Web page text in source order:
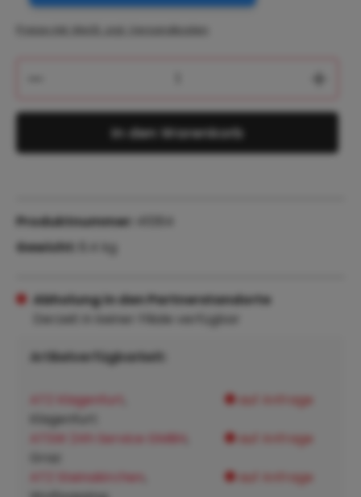
Produkt Anzahl: Gib den
In den Warenkorb
Abholung in den Partnerstandorte
Derzeit in keiner Filiale verfügbar
Artikelverfügbarkeit:
ATZ Klagenfurt
Klagenfurt:
auf Anfrage
ATSW 24h Service GMBH auf Anfrage
ATZ Steinakirchen auf Anfrage
Produktnummer:
Gewicht:
6.4 kg